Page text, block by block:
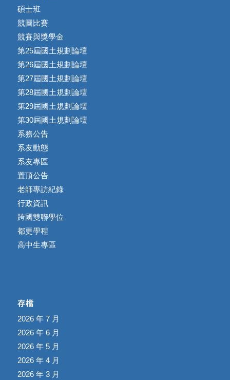
碩士班
競圖比賽
競賽與獎學金
第25屆國土規劃論壇
第26屆國土規劃論壇
第27屆國土規劃論壇
第28屆國土規劃論壇
第29屆國土規劃論壇
第30屆國土規劃論壇
系務公告
系友動態
系友專區
置頂公告
老師專訪紀錄
行政資訊
跨國雙聯學位
都更學程
高中生專區
存檔
2026 年 7 月
2026 年 6 月
2026 年 5 月
2026 年 4 月
2026 年 3 月